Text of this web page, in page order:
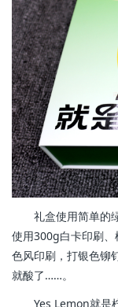
礼盒使用简单的
使用300g白卡印刷、
色风印刷，打银色铆
就酸了……。
Yes Lemon就是